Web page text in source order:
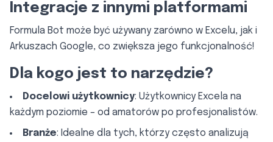
Integracje z innymi platformami
Formula Bot może być używany zarówno w Excelu, jak i
Arkuszach Google, co zwiększa jego funkcjonalność!
Dla kogo jest to narzędzie?
Docelowi użytkownicy: Użytkownicy Excela na
każdym poziomie – od amatorów po profesjonalistów.
Branże: Idealne dla tych, którzy często analizują